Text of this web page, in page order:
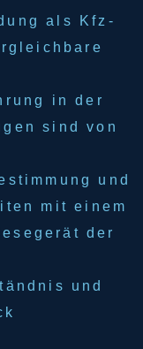
als Kfz-
in der
sind von
und
mit einem
der
und